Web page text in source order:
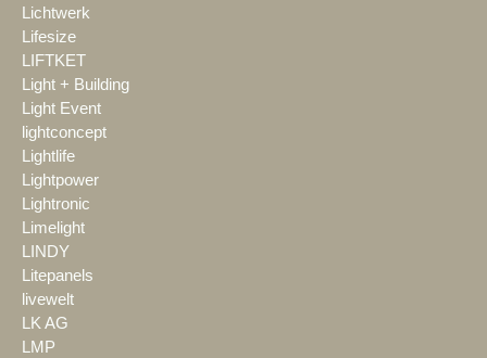
Lichtwerk
Lifesize
LIFTKET
Light + Building
Light Event
lightconcept
Lightlife
Lightpower
Lightronic
Limelight
LINDY
Litepanels
livewelt
LK AG
LMP